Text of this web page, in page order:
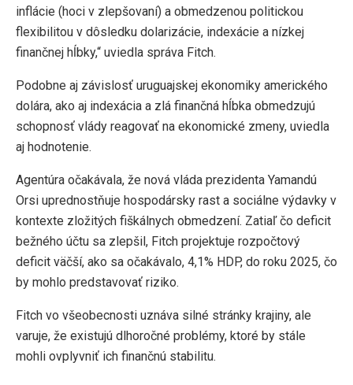
inflácie (hoci v zlepšovaní) a obmedzenou politickou
flexibilitou v dôsledku dolarizácie, indexácie a nízkej
finančnej hĺbky,“ uviedla správa Fitch.
Podobne aj závislosť uruguajskej ekonomiky amerického
dolára, ako aj indexácia a zlá finančná hĺbka obmedzujú
schopnosť vlády reagovať na ekonomické zmeny, uviedla
aj hodnotenie.
Agentúra očakávala, že nová vláda prezidenta Yamandú
Orsi uprednostňuje hospodársky rast a sociálne výdavky v
kontexte zložitých fiškálnych obmedzení. Zatiaľ čo deficit
bežného účtu sa zlepšil, Fitch projektuje rozpočtový
deficit väčší, ako sa očakávalo, 4,1% HDP, do roku 2025, čo
by mohlo predstavovať riziko.
Fitch vo všeobecnosti uznáva silné stránky krajiny, ale
varuje, že existujú dlhoročné problémy, ktoré by stále
mohli ovplyvniť ich finančnú stabilitu.